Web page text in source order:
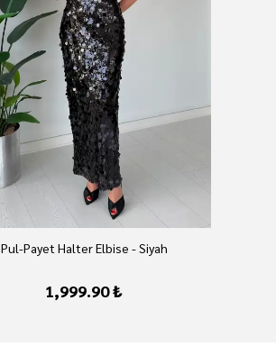
Pul-Payet Halter Elbise - Siyah
1,999.90 ₺